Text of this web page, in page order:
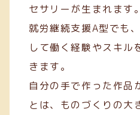
セサリーが生まれます。
就労継続支援A型でも
して働く経験やスキル
きます。
自分の手で作った作品
とは、ものづくりの大